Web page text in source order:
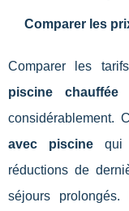
Comparer les
Comparer les
piscine chauffée
considérablement.
avec piscine qui
réductions de
séjours